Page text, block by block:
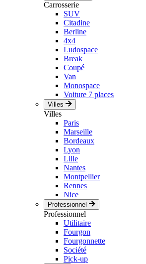
Carrosserie
SUV
Citadine
Berline
4x4
Ludospace
Break
Coupé
Van
Monospace
Voiture 7 places
Villes
Villes
Paris
Marseille
Bordeaux
Lyon
Lille
Nantes
Montpellier
Rennes
Nice
Professionnel
Professionnel
Utilitaire
Fourgon
Fourgonnette
Société
Pick-up